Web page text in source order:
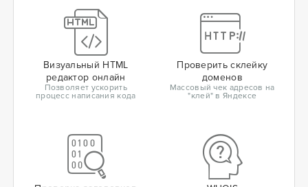
Визуальный HTML
редактор онлайн
Позволяет ускорить
процесс написания кода
Проверить склейку
доменов
Массовый чек адресов на
"клей" в Яндексе